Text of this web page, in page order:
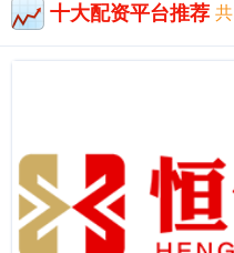
十大配资平台推荐 共